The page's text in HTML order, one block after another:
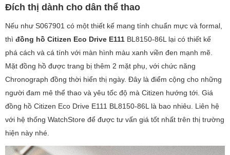
Đích thị dành cho dân thể thao
Nếu như S067901 có một thiết kế mang tính chuẩn mực và formal,
thì đồng hồ Citizen Eco Drive E111 BL8150-86L lại có thiết kế
phá cách và cá tính với màn hình màu xanh viền đen mạnh mẽ.
Mặt đồng hồ được trang bị thêm 2 mặt phụ, với chức năng
Chronograph đồng thời hiển thị ngày. Đây là điểm cộng cho những
người đam mê thể thao và yêu tốc độ mà Citizen hướng tới. Giá
đồng hồ Citizen Eco Drive E111 BL8150-86L là bao nhiêu. Liên hệ
với hệ thống WatchStore để được tư vấn giá tốt nhất trên thị trường
hiện này nhé.